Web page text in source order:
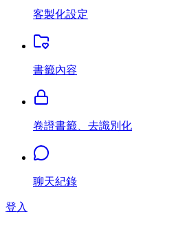
客製化設定
書籤內容
卷證書籤、去識別化
聊天紀錄
登入